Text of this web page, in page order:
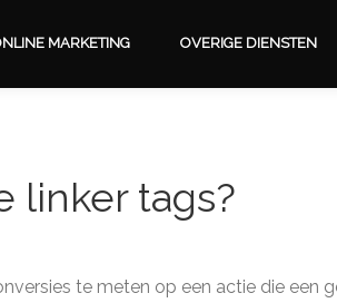
MARKETING OVERIGE DIENSTEN
linker tags?
te meten op een actie die een